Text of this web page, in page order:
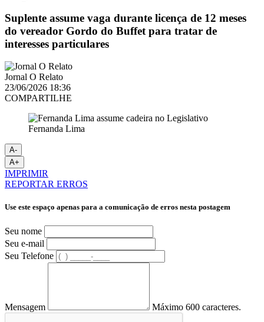
Suplente assume vaga durante licença de 12 meses
do vereador Gordo do Buffet para tratar de
interesses particulares
Jornal O Relato
23/06/2026 18:36
COMPARTILHE
Fernanda Lima
A-
A+
IMPRIMIR
REPORTAR ERROS
Use este espaço apenas para a comunicação de erros nesta postagem
Seu nome
Seu e-mail
Seu Telefone
Mensagem Máximo 600 caracteres.